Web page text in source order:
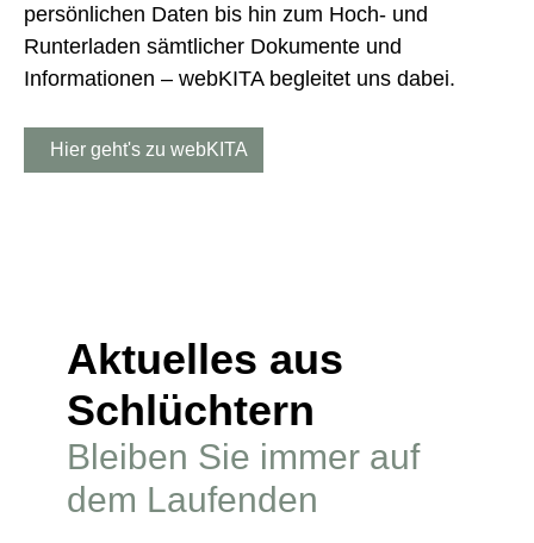
persönlichen Daten bis hin zum Hoch- und
Runterladen sämtlicher Dokumente und
Informationen – webKITA begleitet uns dabei.
Hier geht's zu webKITA
Aktuelles aus
Schlüchtern
Bleiben Sie immer auf
dem Laufenden